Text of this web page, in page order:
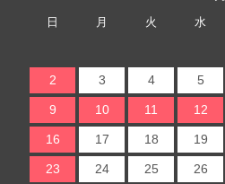
日 月 火 水
2 3 4 5
9 10 11 12
16 17 18 19
23 24 25 26